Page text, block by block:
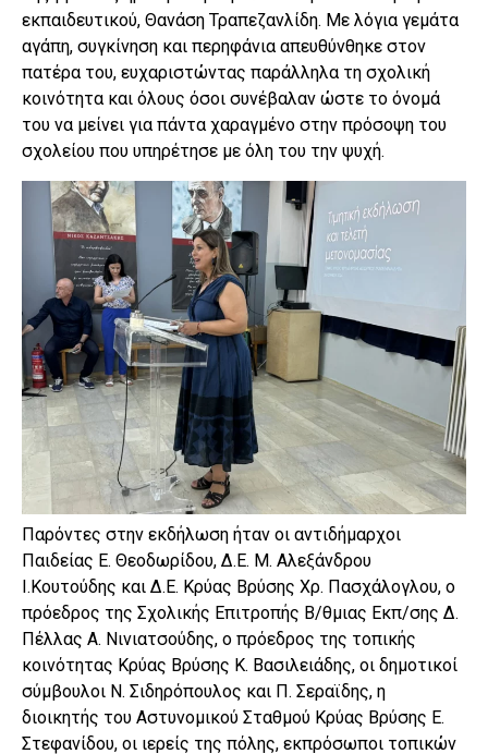
εκπαιδευτικού, Θανάση Τραπεζανλίδη. Με λόγια γεμάτα
αγάπη, συγκίνηση και περηφάνια απευθύνθηκε στον
πατέρα του, ευχαριστώντας παράλληλα τη σχολική
κοινότητα και όλους όσοι συνέβαλαν ώστε το όνομά
του να μείνει για πάντα χαραγμένο στην πρόσοψη του
σχολείου που υπηρέτησε με όλη του την ψυχή.
Παρόντες στην εκδήλωση ήταν οι αντιδήμαρχοι
Παιδείας Ε. Θεοδωρίδου, Δ.Ε. Μ. Αλεξάνδρου
Ι.Κουτούδης και Δ.Ε. Κρύας Βρύσης Χρ. Πασχάλογλου, ο
πρόεδρος της Σχολικής Επιτροπής Β/θμιας Εκπ/σης Δ.
Πέλλας Α. Νινιατσούδης, ο πρόεδρος της τοπικής
κοινότητας Κρύας Βρύσης Κ. Βασιλειάδης, οι δημοτικοί
σύμβουλοι Ν. Σιδηρόπουλος και Π. Σεραϊδης, η
διοικητής του Αστυνομικού Σταθμού Κρύας Βρύσης Ε.
Στεφανίδου, οι ιερείς της πόλης, εκπρόσωποι τοπικών